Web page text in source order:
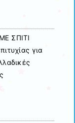
ΣΠΙΤΙ
για